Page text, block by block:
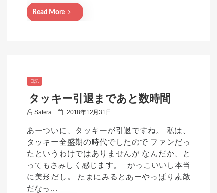
Read More
日記
タッキー引退まであと数時間
Satera
P
s
t
e
d
o
2018年12月31日
あーついに、タッキーが引退ですね。 私は、
タッキー全盛期の時代でしたので ファンだっ
たというわけではありませんが なんだか、と
ってもさみしく感じます。 かっこいいし本当
に美形だし。 たまにみるとあーやっぱり素敵
だなっ…